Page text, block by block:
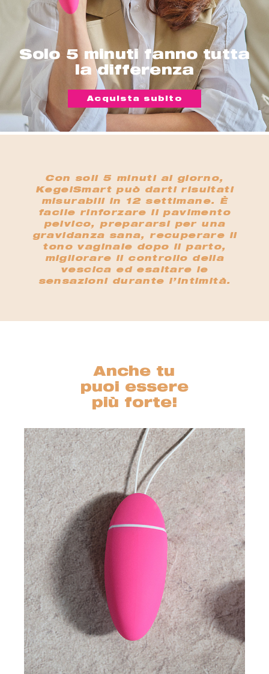
Solo 5 minuti fanno tutta
la differenza
Acquista subito
Con soli 5 minuti al giorno,
KegelSmart può darti risultati
misurabili in 12 settimane. È
facile rinforzare il pavimento
pelvico, prepararsi per una
gravidanza sana, recuperare il
tono vaginale dopo il parto,
migliorare il controllo della
vescica ed esaltare le
sensazioni durante l’intimità.
Anche tu
puoi essere
più forte!